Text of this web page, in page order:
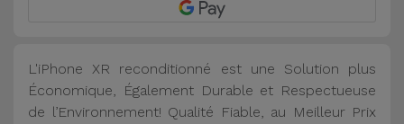
L'iPhone XR reconditionné est une Solution plus
Économique, Également Durable et Respectueuse
de l’Environnement! Qualité Fiable, au Meilleur Prix